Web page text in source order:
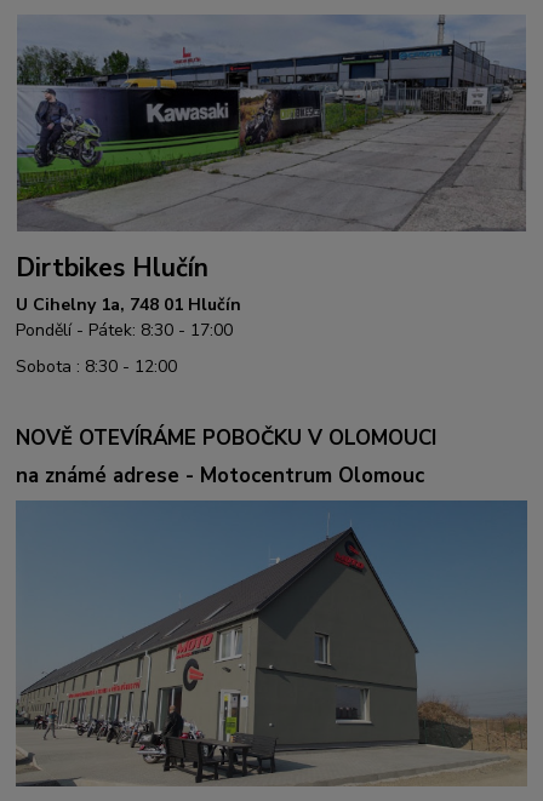
Dirtbikes Hlučín
U Cihelny 1a, 748 01 Hlučín
Pondělí - Pátek: 8:30 - 17:00
Sobota : 8:30 - 12:00
NOVĚ OTEVÍRÁME POBOČKU V OLOMOUCI
na známé adrese - Motocentrum Olomouc